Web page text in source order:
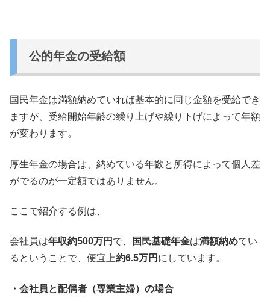
公的年金の受給額
国民年金は満額納めていれば基本的に同じ金額を受給でき
ますが、 受給開始年齢の繰り上げや繰り下げによって年額
が変わります。
厚生年金の場合は、 納めている年数と所得によって個人差
がでるのが一定額ではありま せん。
ここで紹介する例は、
会社員は年収約500万円 で、 国民基礎年金は満額納めてい
るということで、便宜上約6.5万円 にしています。
・会社員と配偶者（専業主婦）の場合